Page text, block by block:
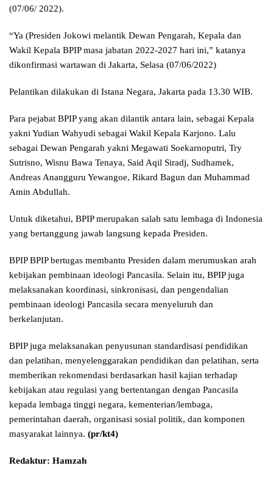
(07/06/ 2022).
“Ya (Presiden Jokowi melantik Dewan Pengarah, Kepala dan
Wakil Kepala BPIP masa jabatan 2022-2027 hari ini,” katanya
dikonfirmasi wartawan di Jakarta, Selasa (07/06/2022)
Pelantikan dilakukan di Istana Negara, Jakarta pada 13.30 WIB.
Para pejabat BPIP yang akan dilantik antara lain, sebagai Kepala
yakni Yudian Wahyudi sebagai Wakil Kepala Karjono. Lalu
sebagai Dewan Pengarah yakni Megawati Soekarnoputri, Try
Sutrisno, Wisnu Bawa Tenaya, Said Aqil Siradj, Sudhamek,
Andreas Anangguru Yewangoe, Rikard Bagun dan Muhammad
Amin Abdullah.
Untuk diketahui, BPIP merupakan salah satu lembaga di Indonesia
yang bertanggung jawab langsung kepada Presiden.
BPIP BPIP bertugas membantu Presiden dalam merumuskan arah
kebijakan pembinaan ideologi Pancasila. Selain itu, BPIP juga
melaksanakan koordinasi, sinkronisasi, dan pengendalian
pembinaan ideologi Pancasila secara menyeluruh dan
berkelanjutan.
BPIP juga melaksanakan penyusunan standardisasi pendidikan
dan pelatihan, menyelenggarakan pendidikan dan pelatihan, serta
memberikan rekomendasi berdasarkan hasil kajian terhadap
kebijakan atau regulasi yang bertentangan dengan Pancasila
kepada lembaga tinggi negara, kementerian/lembaga,
pemerintahan daerah, organisasi sosial politik, dan komponen
masyarakat lainnya. (pr/kt4)
Redaktur: Hamzah